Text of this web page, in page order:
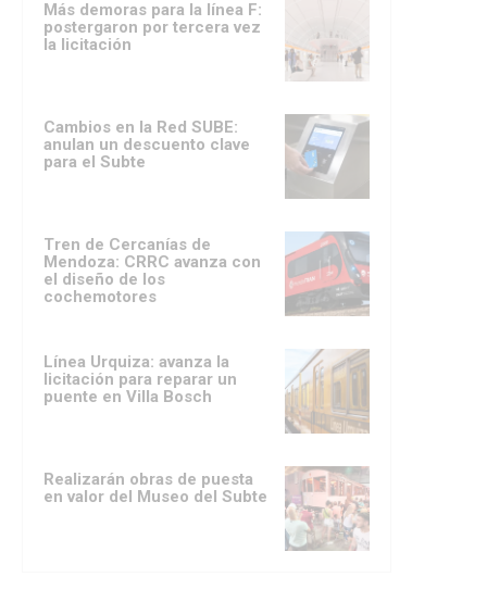
Más demoras para la línea F:
postergaron por tercera vez
la licitación
Cambios en la Red SUBE:
anulan un descuento clave
para el Subte
Tren de Cercanías de
Mendoza: CRRC avanza con
el diseño de los
cochemotores
Línea Urquiza: avanza la
licitación para reparar un
puente en Villa Bosch
Realizarán obras de puesta
en valor del Museo del Subte